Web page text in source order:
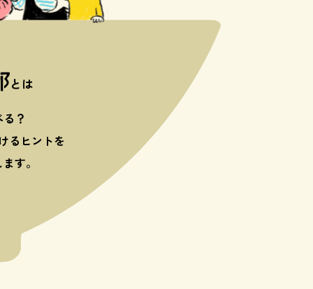
とは
？
るヒントを
す。